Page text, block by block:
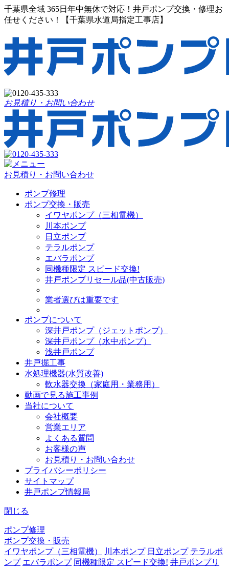
千葉県全域 365日年中無休で対応！井戸ポンプ交換・修理お
任せください！【千葉県水道局指定工事店】
お見積り・お問い合わせ
お見積り・お問い合わせ
ポンプ修理
ポンプ交換・販売
イワヤポンプ（三相電機）
川本ポンプ
日立ポンプ
テラルポンプ
エバラポンプ
同機種限定 スピード交換!
井戸ポンプリセール品(中古販売)
業者選びは重要です
ポンプについて
深井戸ポンプ（ジェットポンプ）
深井戸ポンプ（水中ポンプ）
浅井戸ポンプ
井戸掘工事
水処理機器(水質改善)
軟水器交換（家庭用・業務用）
動画で見る施工事例
当社について
会社概要
営業エリア
よくある質問
お客様の声
お見積り・お問い合わせ
プライバシーポリシー
サイトマップ
井戸ポンプ情報局
閉じる
ポンプ修理
ポンプ交換・販売
イワヤポンプ（三相電機）
川本ポンプ 日立ポンプ テラルポ
ンプ エバラポンプ 同機種限定 スピード交換! 井戸ポンプリ